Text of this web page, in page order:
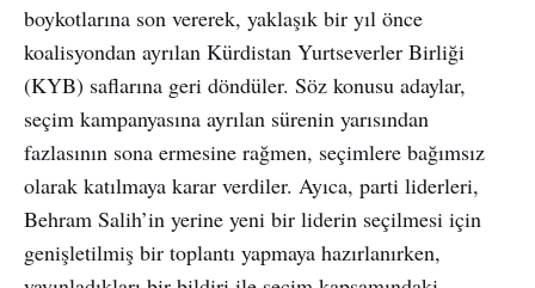
boykotlarına son vererek, yaklaşık bir yıl önce
koalisyondan ayrılan Kürdistan Yurtseverler Birliği
(KYB) saflarına geri döndüler. Söz konusu adaylar,
seçim kampanyasına ayrılan sürenin yarısından
fazlasının sona ermesine rağmen, seçimlere bağımsız
olarak katılmaya karar verdiler. Ayıca, parti liderleri,
Behram Salih’in yerine yeni bir liderin seçilmesi için
genişletilmiş bir toplantı yapmaya hazırlanırken,